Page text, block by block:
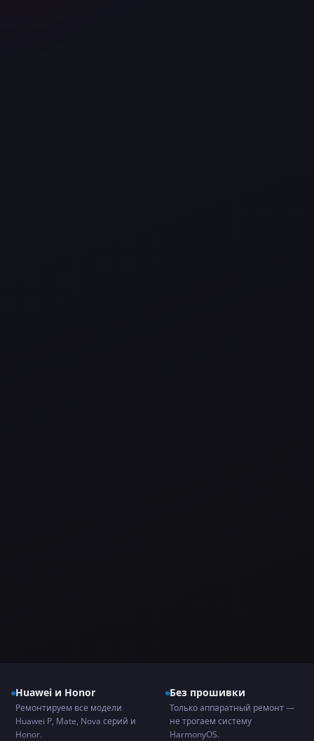
Huawei и Honor
Ремонтируем все модели
Huawei P, Mate, Nova серий и
Honor.
Без прошивки
Только аппаратный ремонт —
не трогаем систему
HarmonyOS.